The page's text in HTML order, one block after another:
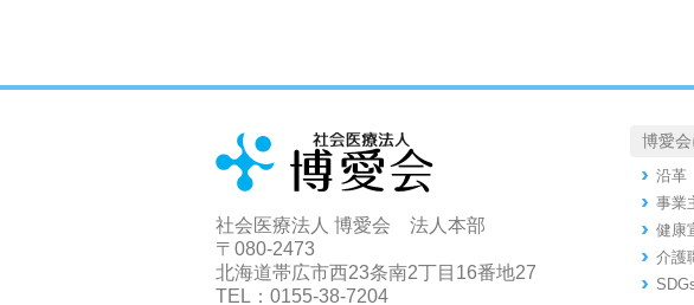
社会医療法人 博愛会 法人本部
〒080-2473
北海道帯広市西23条南2丁目16番地27
TEL：0155-38-7204
博愛
沿革
事業
健康
介護